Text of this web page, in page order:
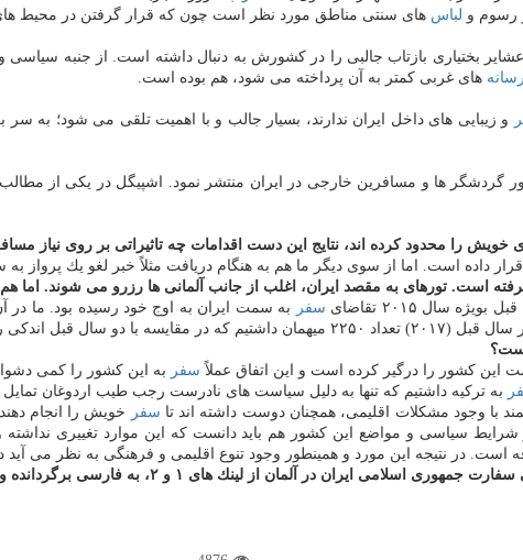
رسوم و لباس های سنتی مناطق مورد نظر است چون كه قرار گرفتن در محیط
بختیاری بازتاب جالبی را در كشورش به دنبال داشته است. از جنبه سیاسی و
رسانه های غربی كمتر به آن پرداخته می شود، هم بوده است.
و زیبایی های داخل ایران ندارند، بسیار جالب و با اهمیت تلقی می شود؛ به
گردشگر ها و مسافرین خارجی در ایران منتشر نمود. اشپیگل در یكی از
را محدود كرده اند، نتایج این دست اقدامات چه تاثیراتی بر روی نیاز
قرار داده است. اما از سوی دیگر ما هم به هنگام دریافت مثلاً خبر لغو یك پرواز
است. تورهای به مقصد ایران، اغلب از جانب آلمانی ها رزرو می شوند. اما
۲۰۱۵ تقاضای
سفر به سمت ایران به اوج خود رسیده بود. ما در آن زمان دقیقاً ۲۶۵۰
این كشور را درگیر كرده است و این اتفاق عملاً سفر به این كشور را كمی
به تركیه داشتیم كه تنها به دلیل سیاست های نادرست رجب طیب اردوغان
با وجود مشكلات اقلیمی، همچنان دوست داشته اند تا سفر
خویش را انجام
سیاسی و مواضع این كشور هم باید دانست كه این موارد تغییری نداشته
است. در نتیجه این مورد و همینطور وجود تنوع اقلیمی و فرهنگی به نظر می
اسلامی ایران در آلمان از لینك های ۱ و ۲، به فارسی برگردانده و آن را برای